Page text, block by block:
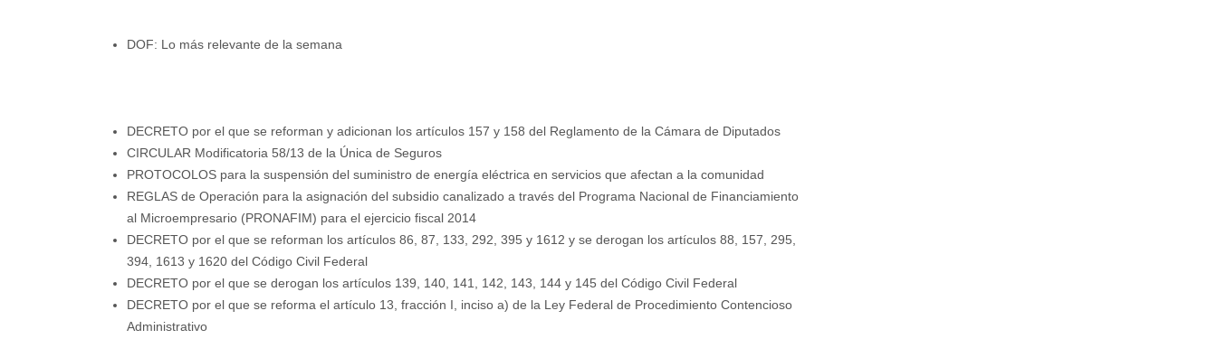
DOF: Lo más relevante de la semana
DECRETO por el que se reforman y adicionan los artículos 157 y 158 del Reglamento de la Cámara de Diputados
CIRCULAR Modificatoria 58/13 de la Única de Seguros
PROTOCOLOS para la suspensión del suministro de energía eléctrica en servicios que afectan a la comunidad
REGLAS de Operación para la asignación del subsidio canalizado a través del Programa Nacional de Financiamiento
al Microempresario (PRONAFIM) para el ejercicio fiscal 2014
DECRETO por el que se reforman los artículos 86, 87, 133, 292, 395 y 1612 y se derogan los artículos 88, 157, 295,
394, 1613 y 1620 del Código Civil Federal
DECRETO por el que se derogan los artículos 139, 140, 141, 142, 143, 144 y 145 del Código Civil Federal
DECRETO por el que se reforma el artículo 13, fracción I, inciso a) de la Ley Federal de Procedimiento Contencioso
Administrativo